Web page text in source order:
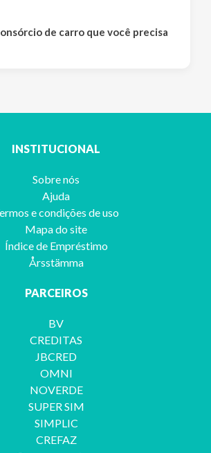
de carro que você precisa
INSTITUCIONAL
Sobre nós
Ajuda
e condições de uso
Mapa do site
Índice de Empréstimo
Årsstämma
PARCEIROS
BV
CREDITAS
JBCRED
OMNI
NOVERDE
SUPER SIM
SIMPLIC
CREFAZ